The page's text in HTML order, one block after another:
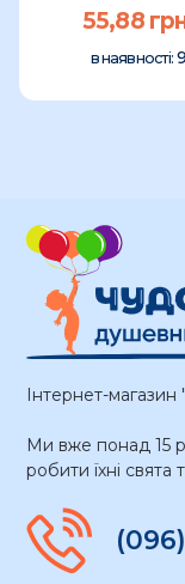
55,88
в наявності: 9
Інтернет-
Ми вже понад 15
робити їхні свята